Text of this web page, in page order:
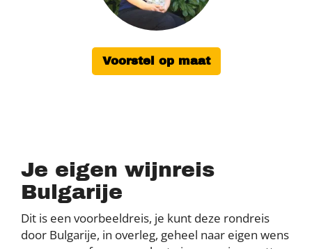
Voorstel op maat
Je eigen wijnreis
Bulgarije
Dit is een voorbeeldreis, je kunt deze rondreis
door Bulgarije, in overleg, geheel naar eigen wens